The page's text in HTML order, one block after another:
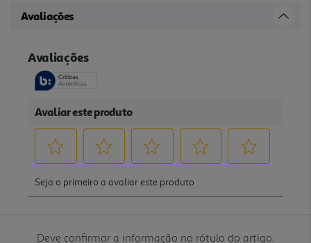
Avaliações
Deve confirmar a informação no rótulo do artigo.